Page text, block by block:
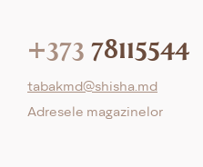
+373 78115544
tabakmd@shisha.md
Adresele magazinelor